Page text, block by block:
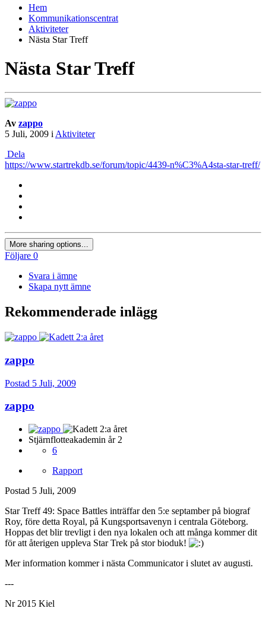
Hem
Kommunikationscentrat
Aktiviteter
Nästa Star Treff
Nästa Star Treff
Av zappo
5 Juli, 2009 iAktiviteter
Dela
https://www.startrekdb.se/forum/topic/4439-n%C3%A4sta-star-treff/
More sharing options...
Följare 0
Svara i ämne
Skapa nytt ämne
Rekommenderade inlägg
zappo
Postad 5 Juli, 2009
zappo
Stjärnflotteakademin år 2
6
Rapport
Postad 5 Juli, 2009
Star Treff 49: Space Battles inträffar den 5:e septamber på biograf
Roy, före detta Royal, på Kungsportsavenyn i centrala Göteborg.
Hoppas det blir trevligt i den nya lokalen och att många kommer dit
för att återigen uppleva Star Trek på stor bioduk!
Mer information kommer i nästa Communicator i slutet av augusti.
---
Nr 2015 Kiel